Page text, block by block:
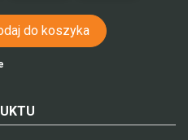
do koszyka